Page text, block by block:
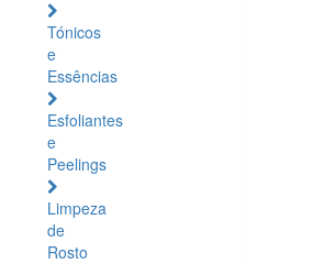
Tónicos
e
Essências
Esfoliantes
e
Peelings
Limpeza
de
Rosto